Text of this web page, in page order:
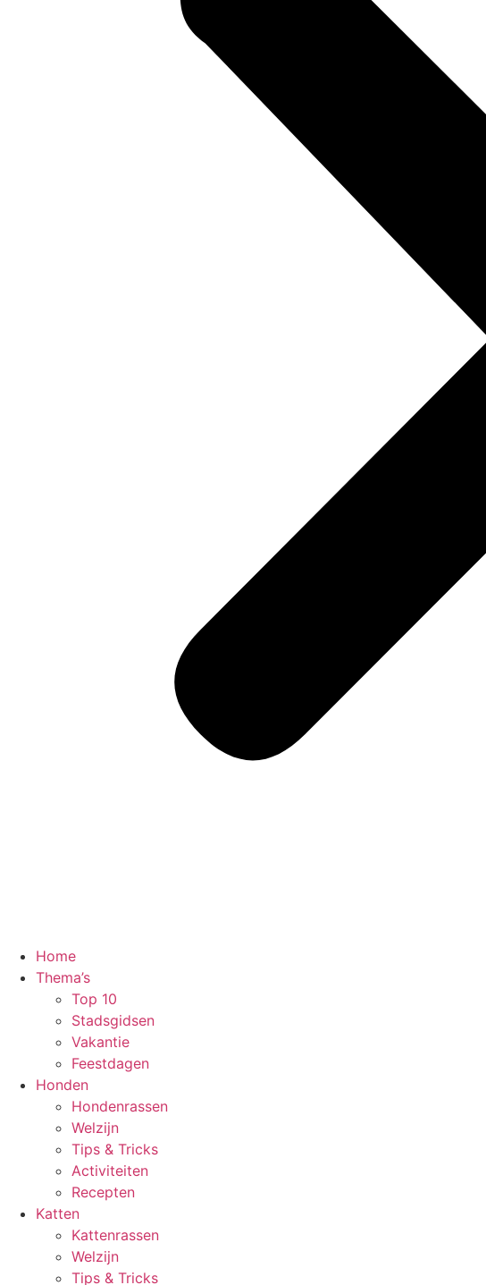
Home
Thema’s
Top 10
Stadsgidsen
Vakantie
Feestdagen
Honden
Hondenrassen
Welzijn
Tips & Tricks
Activiteiten
Recepten
Katten
Kattenrassen
Welzijn
Tips & Tricks